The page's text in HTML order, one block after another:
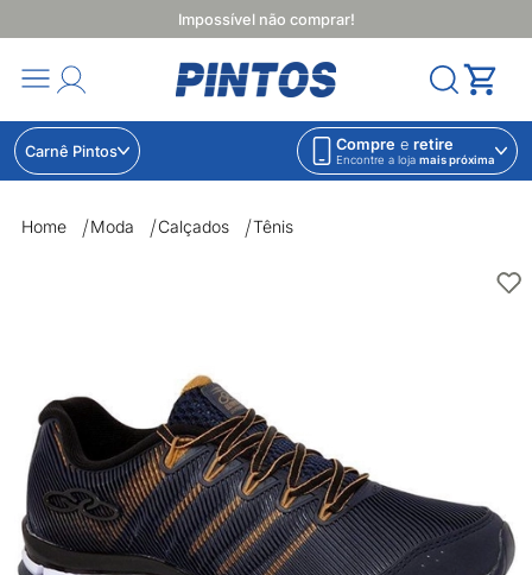
Impossível não comprar!
Carnê Pintos Compre e retire
Encontre a loja mais próxima
Home Moda Calçados Tênis